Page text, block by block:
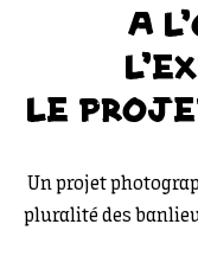
A
LE
Un projet
pluralité des